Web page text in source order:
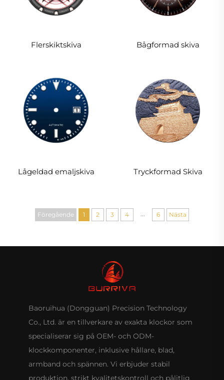
Flerskiktskiva Bågformad skiva
Lågeldad emaljskiva Tryckformad Skiva
Föregående 1 2 3 4 ... 6 Nästa
Baoruihua (Dongguan) Precision Technology
Co., Ltd. är en tillverkare av exakta klockor som
specialiserar sig på OEM- och ODM-
klockkomponenter, inklusive hållare, blad,
armband och spännen. Vi erbjuder stabil
produktion, strikt kvalitetskontroll och pålitlig